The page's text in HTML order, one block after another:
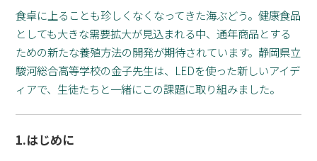
食卓に上ることも珍しくなくなってきた海ぶどう。健康食品
としても大きな需要拡大が見込まれる中、通年商品とする
ための新たな養殖方法の開発が期待されています。静岡県立
駿河総合高等学校の金子先生は、LEDを使った新しいアイデ
ィアで、生徒たちと一緒にこの課題に取り組みました。
1.はじめに